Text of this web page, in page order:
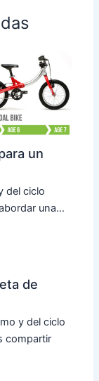
un
del ciclo
una…
de
y del ciclo
compartir